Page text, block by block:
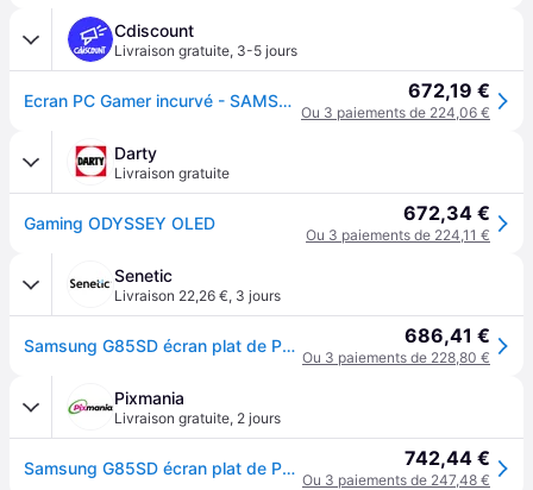
Cdiscount
Livraison gratuite, 3-5 jours
Ecran PC Gamer incurvé - SAMSUNG - 34 - UWQHD - 175Hz - Dalle OLED - 003ms - Ajustable en hauteur - ODYSSEY OLED G8 G85SD - Gris 672,19 €
Ou 3 paiements de 224,06 €
Darty
Livraison gratuite
Gaming ODYSSEY OLED 672,34 €
Ou 3 paiements de 224,11 €
Senetic
Livraison 22,26 €, 3 jours
Samsung G85SD écran plat de PC 86,4 cm (34") 3440 x LS34DG850SUXEN 686,41 €
Ou 3 paiements de 228,80 €
Pixmania
Livraison gratuite, 2 jours
Samsung G85SD écran plat de PC 86,4 cm (34 ) 3440 x 1440 pixels UltraWide Quad HD OLED Argent - Neuf 742,44 €
Ou 3 paiements de 247,48 €